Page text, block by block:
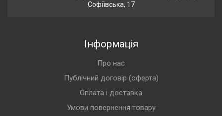
Софіївська, 17
Інформація
Про нас
Публічний договір (оферта)
Оплата і доставка
Умови повернення товару